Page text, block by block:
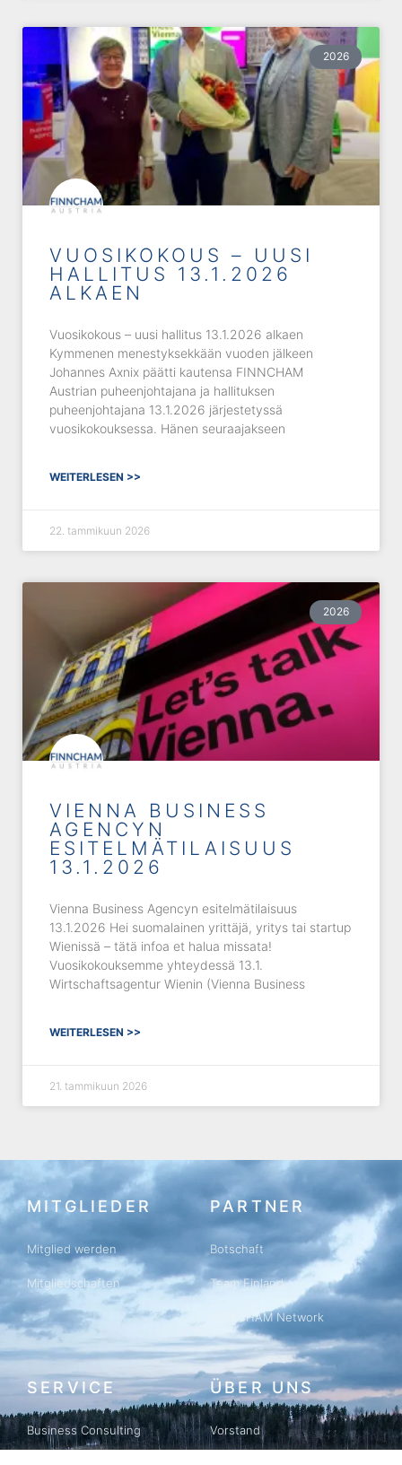
2026
VUOSIKOKOUS – UUSI
HALLITUS 13.1.2026
ALKAEN
Vuosikokous – uusi hallitus 13.1.2026 alkaen
Kymmenen menestyksekkään vuoden jälkeen
Johannes Axnix päätti kautensa FINNCHAM
Austrian puheenjohtajana ja hallituksen
puheenjohtajana 13.1.2026 järjestetyssä
vuosikokouksessa. Hänen seuraajakseen
WEITERLESEN >>
22. tammikuun 2026
2026
VIENNA BUSINESS
AGENCYN
ESITELMÄTILAISUUS
13.1.2026
Vienna Business Agencyn esitelmätilaisuus
13.1.2026 Hei suomalainen yrittäjä, yritys tai startup
Wienissä – tätä infoa et halua missata!
Vuosikokouksemme yhteydessä 13.1.
Wirtschaftsagentur Wienin (Vienna Business
WEITERLESEN >>
21. tammikuun 2026
MITGLIEDER
Mitglied werden
Mitgliedschaften
PARTNER
Botschaft
Team Finland
FINNCHAM Network
SERVICE
Business Consulting
ÜBER UNS
Vorstand